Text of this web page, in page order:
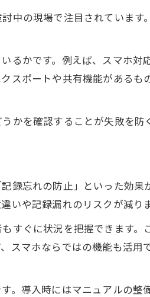
中の現場で注目されています
るかです。例えば、スマホ対
ポートや共有機能があるも
かを確認することが失敗を防
録忘れの防止」といった効果
や記録漏れのリスクが減りま
ぐに状況を把握できます。
マホならではの機能も活用
。導入時にはマニュアルの整